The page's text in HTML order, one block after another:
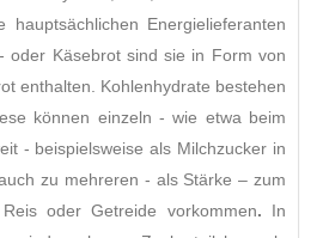
hauptsächlichen Energielieferanten
oder Käsebrot sind sie in Form von
enthalten. Kohlenhydrate bestehen
können einzeln - wie etwa beim
- beispielsweise als Milchzucker in
zu mehreren - als Stärke – zum
oder Getreide vorkommen. In